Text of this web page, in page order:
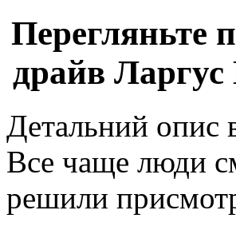
Перегляньте
драйв Ларгус
Детальний опис
Все чаще люди
решили